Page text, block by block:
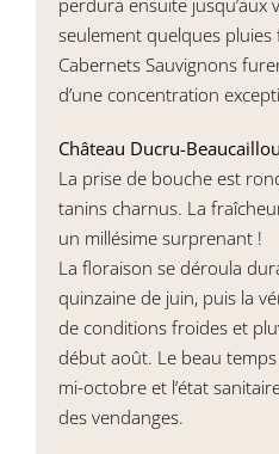
seulement quelques
Cabernets Sauvignons
d’une concentration
Château Ducru-
La prise de bouche est
tanins charnus. La
un millésime surprenant !
La floraison se déroula
quinzaine de juin, puis la
de conditions froides et
début août. Le beau temps
mi-octobre et l’état
des vendanges.